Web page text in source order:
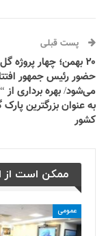
پست قبلی
۲۰ بهمن؛ چهار پروژه
حضور رئیس جمهور
می‌شود/ بهره برداری از
به عنوان بزرگترین
کشور
ممکن است از
عمومی